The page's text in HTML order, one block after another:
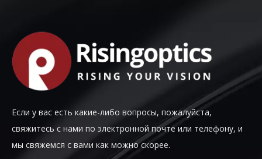
Если у вас есть какие-либо вопросы, пожалуйста,
свяжитесь с нами по электронной почте или телефону, и
мы свяжемся с вами как можно скорее.